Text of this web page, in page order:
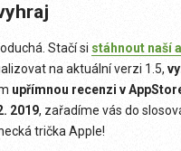
Stačí si stáhnout naší
na aktuální verzi 1.5,
upřímnou recenzi v
2019, zařadíme vás do
trička Apple!